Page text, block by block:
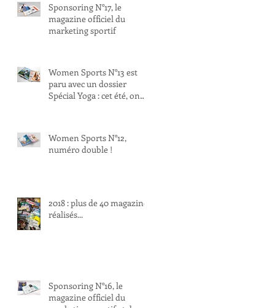
Sponsoring N°17, le
magazine officiel du
marketing sportif
Women Sports N°13 est
paru avec un dossier
Spécial Yoga : cet été, on
Women Sports N°12,
numéro double !
2018 : plus de 40 magazines
réalisés...
Sponsoring N°16, le
magazine officiel du